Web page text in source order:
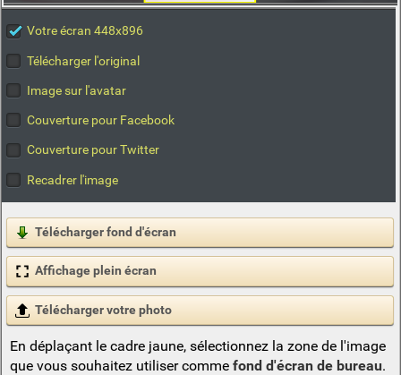
Votre écran 448x896
Télécharger l'original
Image sur l'avatar
Couverture pour Facebook
Couverture pour Twitter
Recadrer l'image
Télécharger fond d'écran
Affichage plein écran
Télécharger votre photo
En déplaçant le cadre jaune, sélectionnez la zone de l'image
que vous souhaitez utiliser comme fond d'écran de bureau.